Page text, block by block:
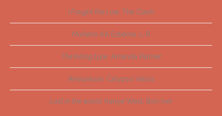
I Fought the Law. The Clash
Muñeira d’A Estierna. L-R
The killing type. Amanda Palmer
Amoureuse. Calypso Valois
Lost in the world. Kanye West, Bon Iver